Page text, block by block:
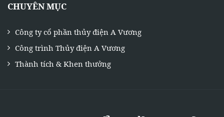
CHUYÊN MỤC
Công ty cổ phần thủy điện A Vương
Công trình Thủy điện A Vương
Thành tích & Khen thưởng